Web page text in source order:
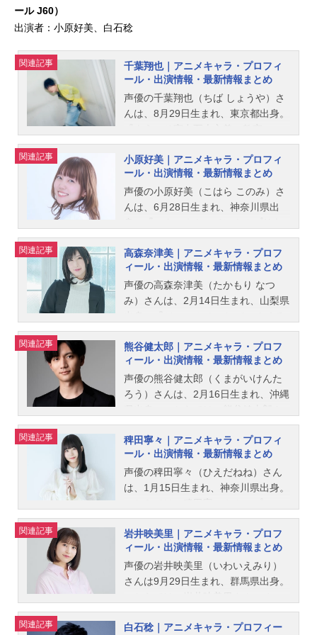
ール J60）
出演者：小原好美、白石稔
関連記事
千葉翔也｜アニメキャラ・プロフィ
ール・出演情報・最新情報まとめ
声優の千葉翔也（ちば しょうや）さ
んは、8月29日生まれ、東京都出身。
の綾小路清隆役をはじめ、『86-エイ
ティシックス-』のシンエイ・ノウゼ
ン役など、人気作品のキャラクター
を多く演じています。こちらでは、
千葉翔也さんのオススメ記事をご紹
関連記事
小原好美｜アニメキャラ・プロフィ
ール・出演情報・最新情報まとめ
声優の小原好美（こはら このみ）さ
んは、6月28日生まれ、神奈川県出
ュア』の羽衣ララ / キュアミルキー
役をはじめ、『かぐや様は告らせた
い～天才たちの恋愛頭脳戦～』の藤
原千花役など、人気作品のキャラク
ターを多く演じています。こちらで
ご紹介！
関連記事
高森奈津美｜アニメキャラ・プロフ
ィール・出演情報・最新情報まとめ
声優の高森奈津美（たかもり なつ
み）さんは、2月14日生まれ、山梨県
☆』の桜あかり役をはじめ、『キミ
とアイドルプリキュア♪』の紫雨ここ
ろ／キュアキュンキュン役など、人
気作品のキャラクターを演じていま
す。こちらでは、高森奈津美さんの
関連記事
熊谷健太郎｜アニメキャラ・プロフ
ィール・出演情報・最新情報まとめ
声優の熊谷健太郎（くまがいけんた
ろう）さんは、2月16日生まれ、沖縄
んのプロフィールと関連記事を紹介
します。
関連記事
稗田寧々｜アニメキャラ・プロフィ
ール・出演情報・最新情報まとめ
声優の稗田寧々（ひえだねね）さん
は、1月15日生まれ、神奈川県出身。
ィールと関連記事を紹介します。
関連記事
岩井映美里｜アニメキャラ・プロフ
ィール・出演情報・最新情報まとめ
声優の岩井映美里（いわいえみり）
さんは9月29日生まれ、群馬県出身。
スメ記事をご紹介！
関連記事
白石稔｜アニメキャラ・プロフィー